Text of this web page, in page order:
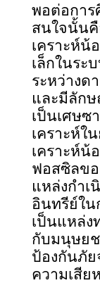
พอต่อการ
สนใจนั้นคื
เคราะห์น้
เล็กในระ
ระหว่างด
และมีลัก
เป็นเศษซ
เคราะห์ใ
เคราะห์น้
ฟอสซิลขอ
แหล่งกำเ
อินทรีย์ใน
เป็นแหล่
กับมนุษย
ป้องกันภัย
ความเสีย